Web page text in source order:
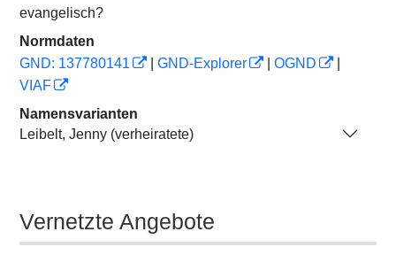
evangelisch?
Normdaten
GND: 137780141
GND-Explorer OGND
VIAF
Namensvarianten
Leibelt, Jenny (verheiratete)
Vernetzte Angebote